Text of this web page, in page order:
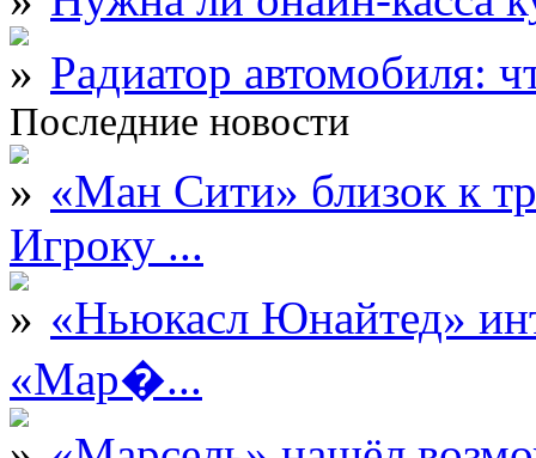
Радиатор автомобиля:
Последние новости
«Ман Сити» близок к
Игроку ...
«Ньюкасл Юнайтед»
«Мар�...